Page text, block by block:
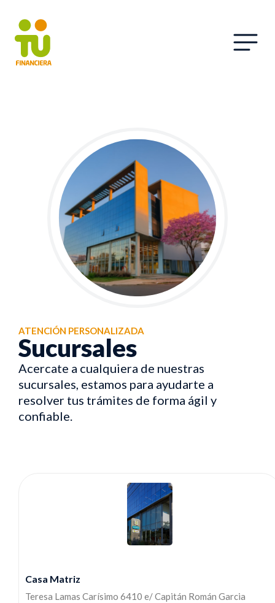
ATENCIÓN PERSONALIZADA
Sucursales
Acercate a cualquiera de nuestras
sucursales, estamos para ayudarte a
resolver tus trámites de forma ágil y
confiable.
Casa Matriz
Teresa Lamas Carísimo 6410 e/ Capitán Román Garcia